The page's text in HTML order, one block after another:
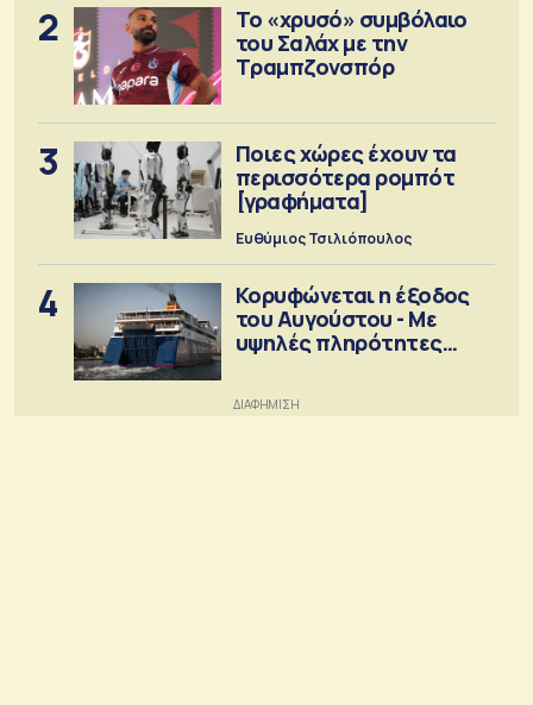
2
Το «χρυσό» συμβόλαιο
του Σαλάχ με την
Τραμπζονσπόρ
3
Ποιες χώρες έχουν τα
περισσότερα ρομπότ
[γραφήματα]
Ευθύμιος Τσιλιόπουλος
4
Κορυφώνεται η έξοδος
του Αυγούστου - Με
υψηλές πληρότητες